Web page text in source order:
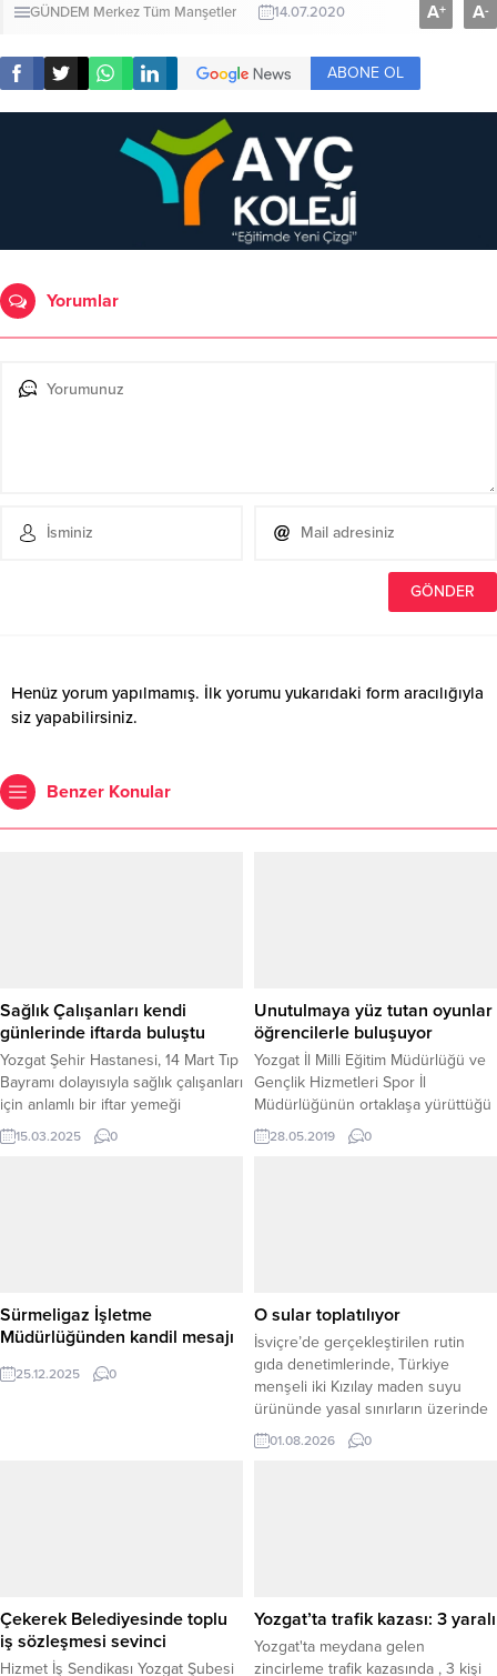
GÜNDEM MerkezTüm Manşetler 14.07.2020 A+ A-
ABONE OL
Yorumlar
Henüz yorum yapılmamış. İlk yorumu yukarıdaki form aracılığıyla
siz yapabilirsiniz.
Benzer Konular
Sağlık Çalışanları kendi
günlerinde iftarda buluştu
Yozgat Şehir Hastanesi, 14 Mart Tıp
Bayramı dolayısıyla sağlık çalışanları
için anlamlı bir iftar yemeği
düzenledi. Yozgat Şehir Hastanesi
Başhekimi Uz. Dr. Mustafa Kozan’ın
Levent...
15.03.2025 0
Unutulmaya yüz tutan oyunlar
öğrencilerle buluşuyor
Yozgat İl Milli Eğitim Müdürlüğü ve
Gençlik Hizmetleri Spor İl
Müdürlüğünün ortaklaşa yürüttüğü
proje çerçevesinde unutulmaya
yüz tutan çocuk oyunları okullarda
28.05.2019 0
Sürmeligaz İşletme
Müdürlüğünden kandil mesajı
25.12.2025 0
O sular toplatılıyor
İsviçre’de gerçekleştirilen rutin
gıda denetimlerinde, Türkiye
menşeli iki Kızılay maden suyu
ürününde yasal sınırların üzerinde
bor maddesi tespit edilmesi
üzerine ürünlerin piyasadan
üzerinde olduğu belirlendi. Bunun
üzerine...
01.08.2026 0
Çekerek Belediyesinde toplu
iş sözleşmesi sevinci
Hizmet İş Sendikası Yozgat Şubesi
Yozgat’ta trafik kazası: 3 yaralı
Yozgat'ta meydana gelen
zincirleme trafik kazasında , 3 kişi